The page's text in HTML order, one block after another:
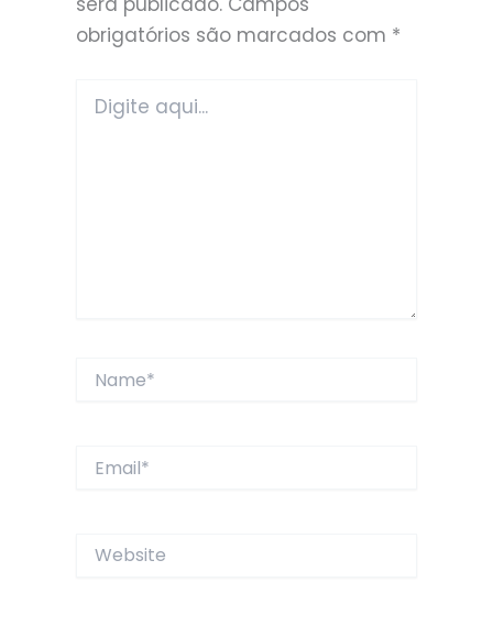
obrigatórios são marcados com *
aqui...
Website